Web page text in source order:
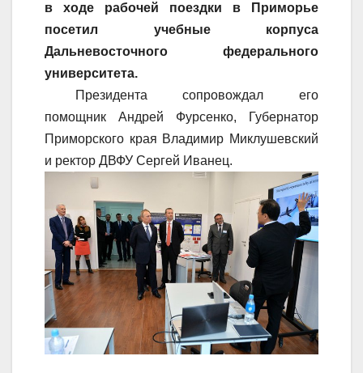
в ходе рабочей поездки в Приморье
посетил учебные корпуса
Дальневосточного федерального
университета.
Президента сопровождал его
помощник Андрей Фурсенко, Губернатор
Приморского края Владимир Миклушевский
и ректор ДВФУ Сергей Иванец.